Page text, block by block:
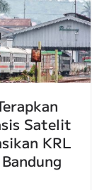
Satelit
KRL